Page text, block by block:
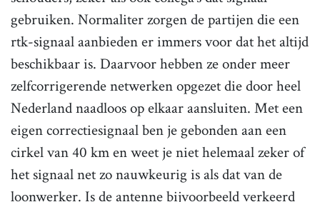
gebruiken. Normaliter zorgen de partijen die een
rtk-signaal aanbieden er immers voor dat het altijd
beschikbaar is. Daarvoor hebben ze onder meer
zelfcorrigerende netwerken opgezet die door heel
Nederland naadloos op elkaar aansluiten. Met een
eigen correctiesignaal ben je gebonden aan een
cirkel van 40 km en weet je niet helemaal zeker of
het signaal net zo nauwkeurig is als dat van de
loonwerker. Is de antenne bijvoorbeeld verkeerd